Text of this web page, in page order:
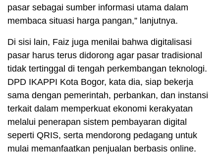
pasar sebagai sumber informasi utama dalam
membaca situasi harga pangan,” lanjutnya.
Di sisi lain, Faiz juga menilai bahwa digitalisasi
pasar harus terus didorong agar pasar tradisional
tidak tertinggal di tengah perkembangan teknologi.
DPD IKAPPI Kota Bogor, kata dia, siap bekerja
sama dengan pemerintah, perbankan, dan instansi
terkait dalam memperkuat ekonomi kerakyatan
melalui penerapan sistem pembayaran digital
seperti QRIS, serta mendorong pedagang untuk
mulai memanfaatkan penjualan berbasis online.